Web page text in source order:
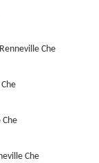
Che
Che